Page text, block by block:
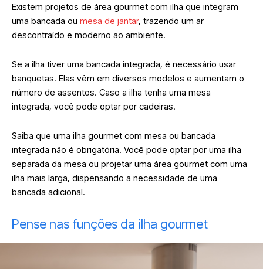
Existem projetos de área gourmet com ilha que integram
uma bancada ou mesa de jantar, trazendo um ar
descontraído e moderno ao ambiente.
Se a ilha tiver uma bancada integrada, é necessário usar
banquetas. Elas vêm em diversos modelos e aumentam o
número de assentos. Caso a ilha tenha uma mesa
integrada, você pode optar por cadeiras.
Saiba que uma ilha gourmet com mesa ou bancada
integrada não é obrigatória. Você pode optar por uma ilha
separada da mesa ou projetar uma área gourmet com uma
ilha mais larga, dispensando a necessidade de uma
bancada adicional.
Pense nas funções da ilha gourmet